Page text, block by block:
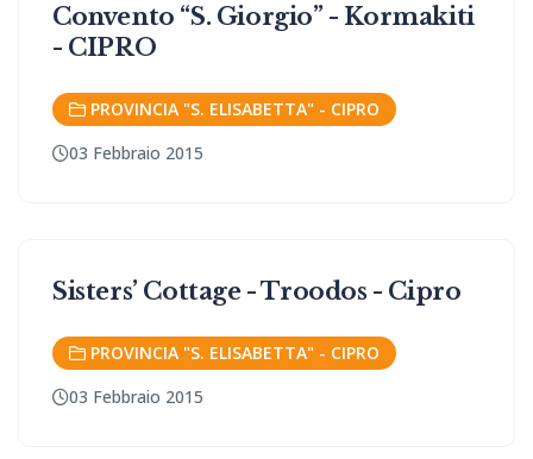
Convento “S. Giorgio” - Kormakiti
- CIPRO
PROVINCIA "S. ELISABETTA" - CIPRO
03 Febbraio 2015
Sisters’ Cottage - Troodos - Cipro
PROVINCIA "S. ELISABETTA" - CIPRO
03 Febbraio 2015